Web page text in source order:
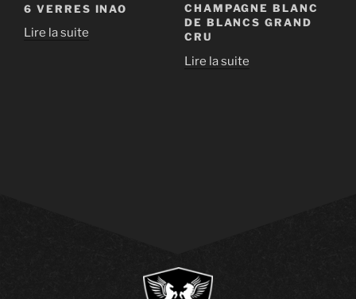
6 VERRES INAO
Lire la suite
CHAMPAGNE BLANC
DE BLANCS GRAND
CRU
Lire la suite